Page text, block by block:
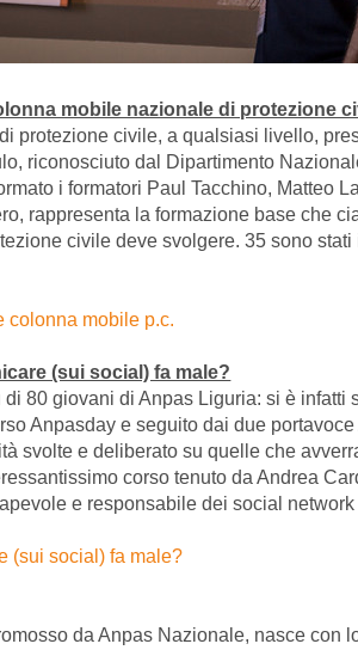
mobile nazionale di protezione
protezione civile, a qualsiasi livello,
riconosciuto dal Dipartimento
i formatori Paul Tacchino, Matteo
rappresenta la formazione base che
civile deve svolgere. 35 sono
(sui social) fa male?
80 giovani di Anpas Liguria: si è infatti
Anpasday e seguito dai due
svolte e deliberato su quelle che
corso tenuto da Andrea
e responsabile dei social
da Anpas Nazionale, nasce